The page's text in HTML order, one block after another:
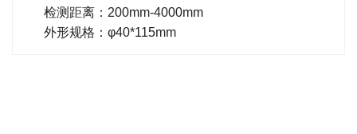
检测距离：200mm-4000mm
外形规格：φ40*115mm